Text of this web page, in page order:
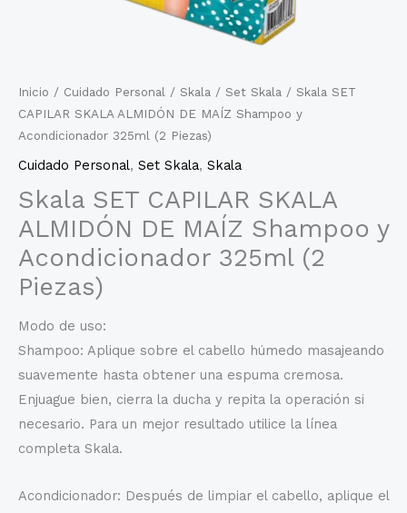
Inicio / Cuidado Personal / Skala / Set Skala / Skala SET
CAPILAR SKALA ALMIDÓN DE MAÍZ Shampoo y
Acondicionador 325ml (2 Piezas)
Cuidado Personal, Set Skala, Skala
Skala SET CAPILAR SKALA
ALMIDÓN DE MAÍZ Shampoo y
Acondicionador 325ml (2
Piezas)
Modo de uso:
Shampoo: Aplique sobre el cabello húmedo masajeando
suavemente hasta obtener una espuma cremosa.
Enjuague bien, cierra la ducha y repita la operación si
necesario. Para un mejor resultado utilice la línea
completa Skala.
Acondicionador: Después de limpiar el cabello, aplique el